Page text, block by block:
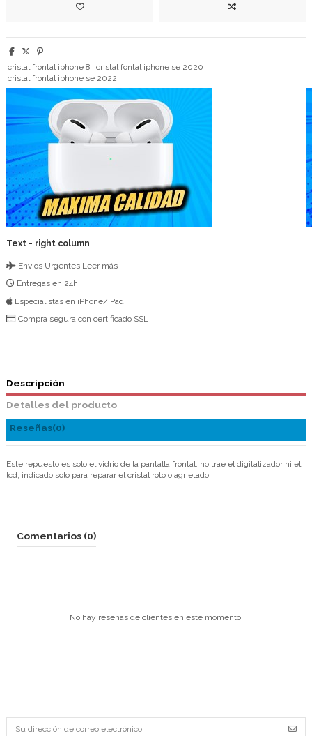
cristal frontal iphone 8
cristal fontal iphone se 2020
cristal frontal iphone se 2022
Text - right column
Envios Urgentes Leer más
Entregas en 24h
Especialistas en iPhone/iPad
Compra segura con certificado SSL
Descripción
Detalles del producto
Reseñas(0)
Este repuesto es solo el vidrio de la pantalla frontal, no trae el digitalizador ni el
lcd, indicado solo para reparar el cristal roto o agrietado
Comentarios (0)
No hay reseñas de clientes en este momento.